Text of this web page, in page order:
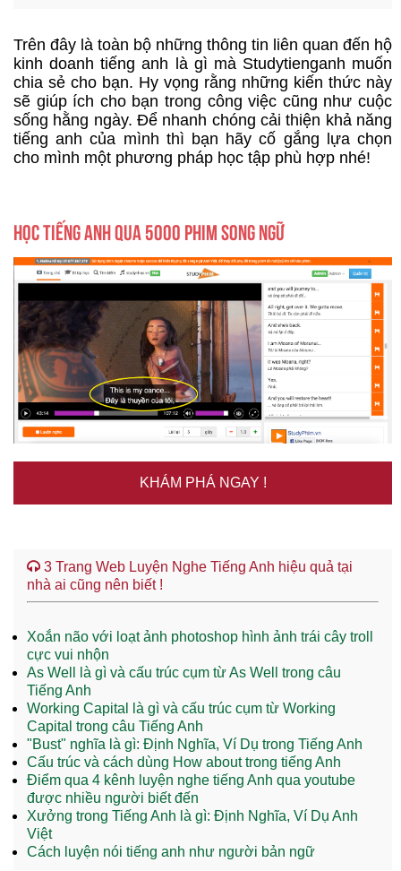
Trên đây là toàn bộ những thông tin liên quan đến hộ
kinh doanh tiếng anh là gì mà Studytienganh muốn
chia sẻ cho bạn. Hy vọng rằng những kiến thức này
sẽ giúp ích cho bạn trong công việc cũng như cuộc
sống hằng ngày. Để nhanh chóng cải thiện khả năng
tiếng anh của mình thì bạn hãy cố gắng lựa chọn
cho mình một phương pháp học tập phù hợp nhé!
HỌC TIẾNG ANH QUA 5000 PHIM SONG NGỮ
KHÁM PHÁ NGAY !
3 Trang Web Luyện Nghe Tiếng Anh hiệu quả tại
nhà ai cũng nên biết !
Xoắn não với loạt ảnh photoshop hình ảnh trái cây troll
cực vui nhộn
As Well là gì và cấu trúc cụm từ As Well trong câu
Tiếng Anh
Working Capital là gì và cấu trúc cụm từ Working
Capital trong câu Tiếng Anh
"Bust" nghĩa là gì: Định Nghĩa, Ví Dụ trong Tiếng Anh
Cấu trúc và cách dùng How about trong tiếng Anh
Điểm qua 4 kênh luyện nghe tiếng Anh qua youtube
được nhiều người biết đến
Xưởng trong Tiếng Anh là gì: Định Nghĩa, Ví Dụ Anh
Việt
Cách luyện nói tiếng anh như người bản ngữ